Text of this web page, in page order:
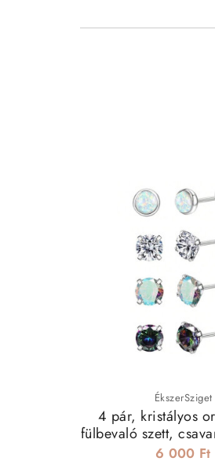
ÉkszerSziget
4 pár, kristályos
fülbevaló szett,
opál
6 000 Ft